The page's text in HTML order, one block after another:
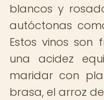
blancos y
autóctonas
Estos vinos son
una acidez
maridar con
brasa, el arroz